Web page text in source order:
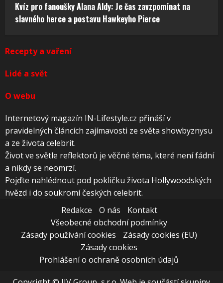
Kvíz pro fanoušky Alana Aldy: Je čas zavzpomínat na
slavného herce a postavu Hawkeyho Pierce
Recepty a vaření
Lidé a svět
O webu
Internetový magazín IN-Lifestyle.cz přináší v
pravidelných článcích zajímavosti ze světa showbyznysu
a ze života celebrit.
Život ve světle reflektorů je věčné téma, které není fádní
a nikdy se neomrzí.
Pojďte nahlédnout pod pokličku života Hollywoodských
hvězd i do soukromí českých celebrit.
Redakce
O nás
Kontakt
Všeobecné obchodní podmínky
Zásady používání cookies
Zásady cookies (EU)
Zásady cookies
Prohlášení o ochraně osobních údajů